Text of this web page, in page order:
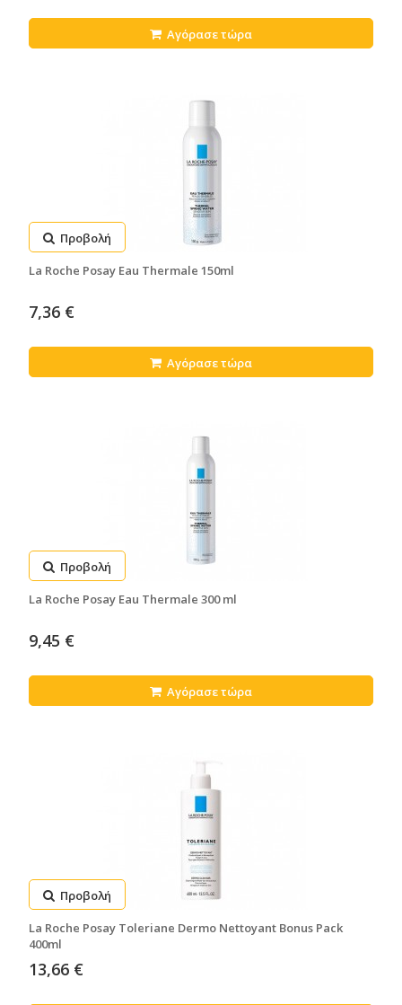
Αγόρασε τώρα
Προβολή
La Roche Posay Eau Thermale 150ml
7,36 €
Αγόρασε τώρα
Προβολή
La Roche Posay Eau Thermale 300 ml
9,45 €
Αγόρασε τώρα
Προβολή
La Roche Posay Toleriane Dermo Nettoyant Bonus Pack
400ml
13,66 €